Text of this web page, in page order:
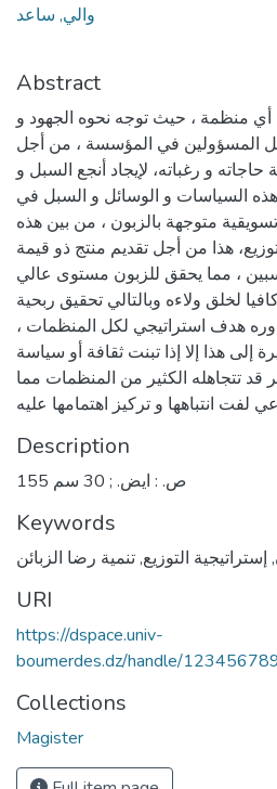
والي, ساعد
Abstract
أي منظمة ، حيث توجه نحوه الجهود و
المسؤولين في المؤسسة ، من أجل
و رغباته، لإيجاد أنجع السبل و
هذه السياسات و الوسائل و السبل في
متوجهة بالزبون ، من بين هذه
هذا من أجل تقديم منتج ذو قيمة
، مما يحقق للزبون مستوى عالي
لخلق ولاءه وبالتالي تحقيق ربحية
هدف استراتيجي لكل المنظمات ،
إلى هذا إلا إذا تبنت ثقافة أو سياسة
تتجاهله الكثير من المنظمات مما
لفت انتباهها و تركيز اهتمامها عليه
Description
155 ص. : ايض. ; 30 سم
Keywords
,إستراتيجية التوزيع,تنمية رضا الزبائن
URI
https://dspace.univ-
boumerdes.dz/handle/
Collections
Magister